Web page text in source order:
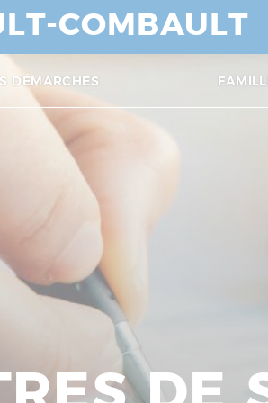
COMBAULT
DÉMARCHES